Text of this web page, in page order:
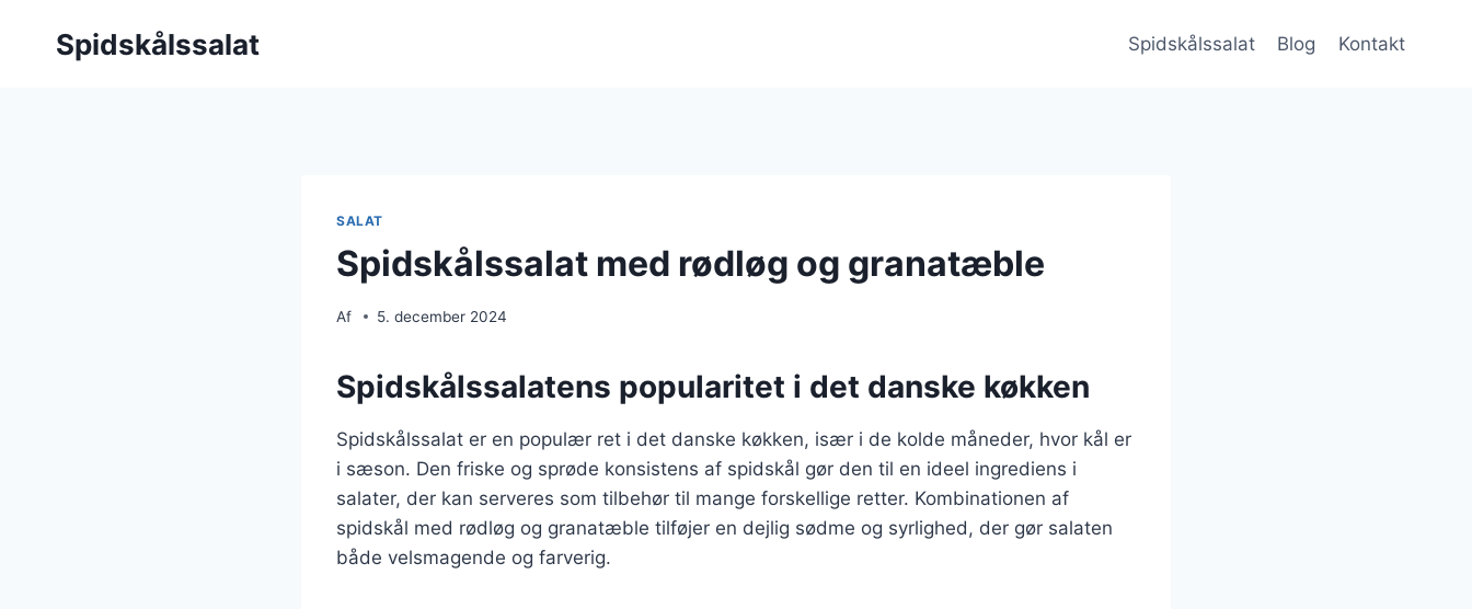
Spidskålssalat Spidskålssalat Blog Kontakt
SALAT
Spidskålssalat med rødløg og granatæble
Af 5. december 2024
Spidskålssalatens popularitet i det danske køkken
Spidskålssalat er en populær ret i det danske køkken, især i de kolde måneder, hvor kål er
i sæson. Den friske og sprøde konsistens af spidskål gør den til en ideel ingrediens i
salater, der kan serveres som tilbehør til mange forskellige retter. Kombinationen af
spidskål med rødløg og granatæble tilføjer en dejlig sødme og syrlighed, der gør salaten
både velsmagende og farverig.